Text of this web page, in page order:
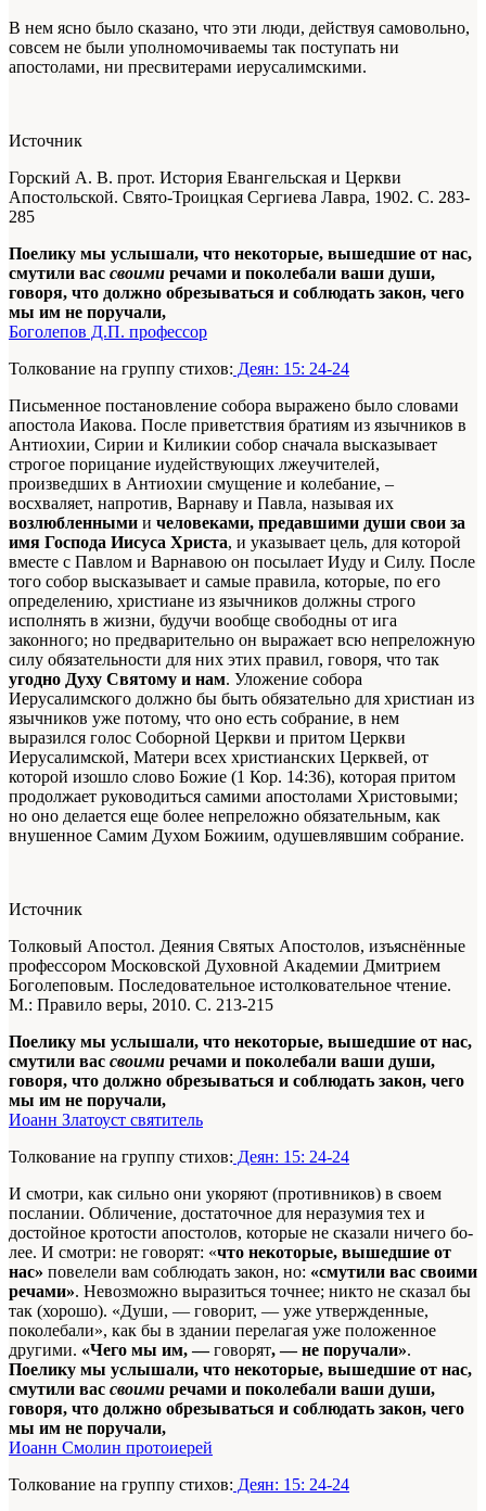
В нем ясно было сказано, что эти люди, действуя самовольно,
совсем не были уполномочиваемы так поступать ни
апостолами, ни пресвитерами иерусалимскими.
Источник
Горский А. В. прот. История Евангельская и Церкви
Апостольской. Свято-Троицкая Сергиева Лавра, 1902. С. 283-
285
Поелику мы услышали, что некоторые, вышедшие от нас,
смутили вас своими речами и поколебали ваши души,
говоря, что должно обрезываться и соблюдать закон, чего
мы им не поручали,
Боголепов Д.П. профессор
Толкование на группу стихов: Деян: 15: 24-24
Письменное постановление собора выражено было словами
апостола Иакова. После приветствия братиям из язычников в
Антиохии, Сирии и Киликии собор сначала высказывает
строгое порицание иудействующих лжеучителей,
произведших в Антиохии смущение и колебание, –
восхваляет, напротив, Варнаву и Павла, называя их
возлюбленными и человеками, предавшими души свои за
имя Господа Иисуса Христа, и указывает цель, для которой
вместе с Павлом и Варнавою он посылает Иуду и Силу. После
того собор высказывает и самые правила, которые, по его
определению, христиане из язычников должны строго
исполнять в жизни, будучи вообще свободны от ига
законного; но предварительно он выражает всю непреложную
силу обязательности для них этих правил, говоря, что так
угодно Духу Святому и нам. Уложение собора
Иерусалимского должно бы быть обязательно для христиан из
язычников уже потому, что оно есть собрание, в нем
выразился голос Соборной Церкви и притом Церкви
Иерусалимской, Матери всех христианских Церквей, от
которой изошло слово Божие (1 Кор. 14:36), которая притом
продолжает руководиться самими апостолами Христовыми;
но оно делается еще более непреложно обязательным, как
внушенное Самим Духом Божиим, одушевлявшим собрание.
Источник
Толковый Апостол. Деяния Святых Апостолов, изъяснённые
профессором Московской Духовной Академии Дмитрием
Боголеповым. Последовательное истолковательное чтение.
М.: Правило веры, 2010. С. 213-215
Поелику мы услышали, что некоторые, вышедшие от нас,
смутили вас своими речами и поколебали ваши души,
говоря, что должно обрезываться и соблюдать закон, чего
мы им не поручали,
Иоанн Златоуст святитель
Толкование на группу стихов: Деян: 15: 24-24
И смотри, как сильно они укоряют (противников) в своем
послании. Обличение, достаточное для неразумия тех и
достойное кротости апостолов, которые не сказали ничего бо­
лее. И смотри: не говорят: «что некоторые, вышедшие от
нас» повелели вам со­блюдать закон, но: «смутили вас своими
речами». Невоз­можно выразиться точнее; никто не сказал бы
так (хорошо). «Души, — говорит, — уже утвержденные,
поколебали», как бы в здании перелагая уже положенное
другими. «Чего мы им, —говорят, — не поручали».
Поелику мы услышали, что некоторые, вышедшие от нас,
смутили вас своими речами и поколебали ваши души,
говоря, что должно обрезываться и соблюдать закон, чего
мы им не поручали,
Иоанн Смолин протоиерей
Толкование на группу стихов: Деян: 15: 24-24